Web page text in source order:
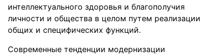
интеллектуального здоровья и благополучия
личности и общества в целом путем реализации
общих и специфических функций.
Современные тенденции модернизации